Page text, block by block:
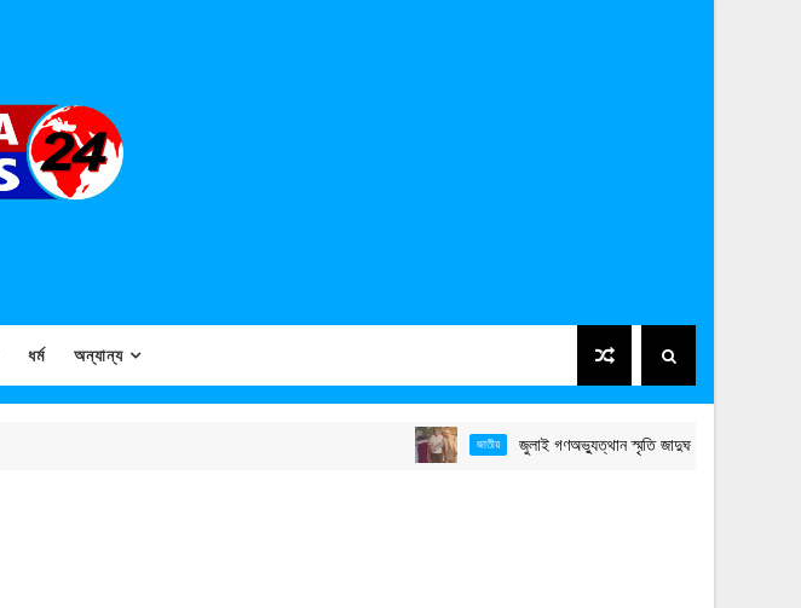
ধর্ম অন্যান্য
জাতীয় জুলাই গণঅভ্যুত্থান স্মৃতি জাদুঘর উদ্বোধন করলেন